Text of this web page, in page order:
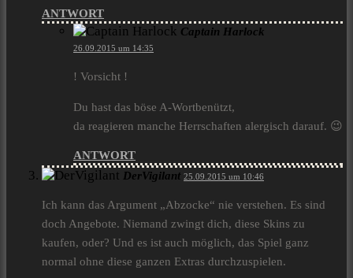
ANTWORT
Captain Harlock
26.09.2015 um 14:35
! Vorsicht !
Du hast das böse A-Wortbenützt,
da reagieren manche Herrschaften alergisch darauf. 😉
ANTWORT
DerVigilant 25.09.2015 um 10:46
Ich kann das Argument „Abzocke“ nie verstehen. Es sind
doch Angebote. Niemand zwingt dich, diese Skins zu
kaufen, oder? Und es ist auch möglich, das Spiel ganz
normal ohne diese ganzen Extras durchzuspielen.